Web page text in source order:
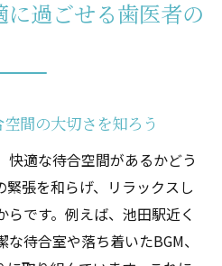
医者の快適ポイントを徹
気の歯医者が支持される
いも安心な池田市の特徴
者選びを叶える秘訣
しで大切なコミュニケー
者で実感できるカウンセ
過ごせる歯医者の
間の大切さを知ろう
適な待合空間があるかどう
張を和らげ、リラックスし
です。例えば、池田駅近く
待合室や落ち着いたBGM、